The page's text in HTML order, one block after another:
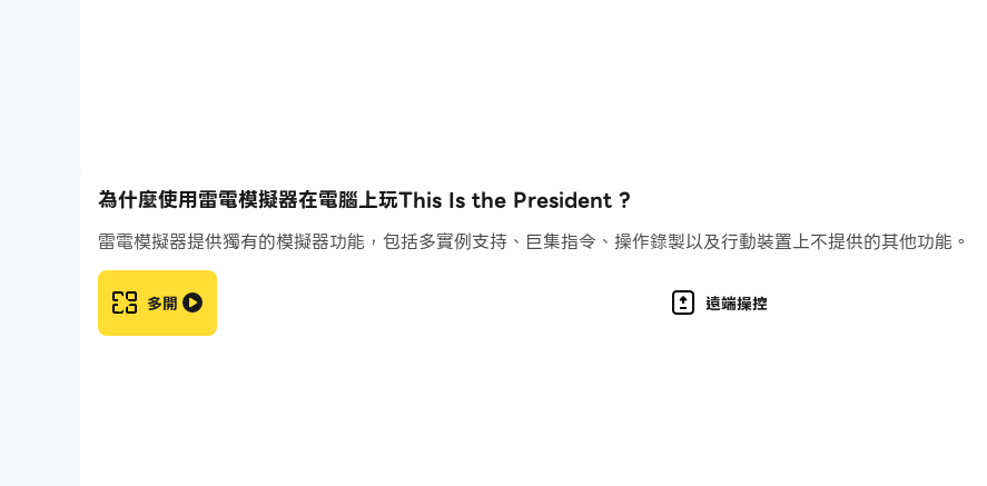
📖 互動敘事： 體驗引人入勝、充滿分歧的劇情。你會按照自己的條件結束任期，還是只是一場更大遊戲中的棋子？
支援語言：EN/RU
© HandyGames 2026
為什麼使用雷電模擬器在電腦上玩This Is the President ?
雷電模擬器提供獨有的模擬器功能，包括多實例支持、巨集指令、操作錄製以及行動裝置上不提供的其他功能。
多開 遠端操控